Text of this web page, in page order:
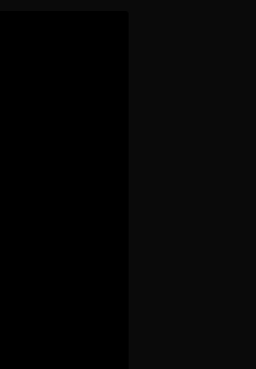
cũng rất
không cần